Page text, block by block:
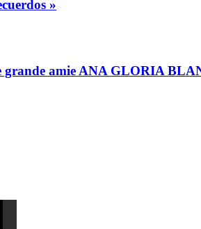
»
grande amie ANA GLORIA